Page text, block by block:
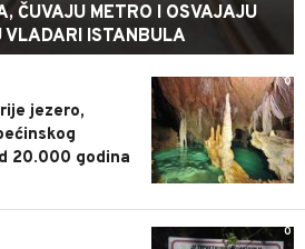
ČUVAJU METRO I OSVAJAJU
VLADARI ISTANBULA
0
jezero,
20.000 godina
0